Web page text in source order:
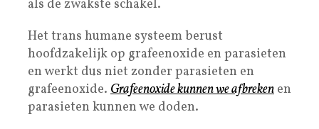
als de zwakste schakel.
Het trans humane systeem berust
hoofdzakelijk op grafeenoxide en parasieten
en werkt dus niet zonder parasieten en
grafeenoxide. Grafeenoxide kunnen we afbreken en
parasieten kunnen we doden.